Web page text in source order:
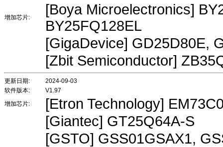
增加芯片:
[Boya Microelectronics]
BY25FQ128EL
[GigaDevice] GD25D80E,
[Zbit Semiconductor]
更新日期:
2024-09-03
软件版本:
V1.97
增加芯片:
[Etron Technology]
[Giantec] GT25Q64A-S
[GSTO] GSS01GSAX1,